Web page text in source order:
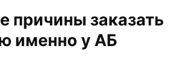
причины заказать
именно у АБ